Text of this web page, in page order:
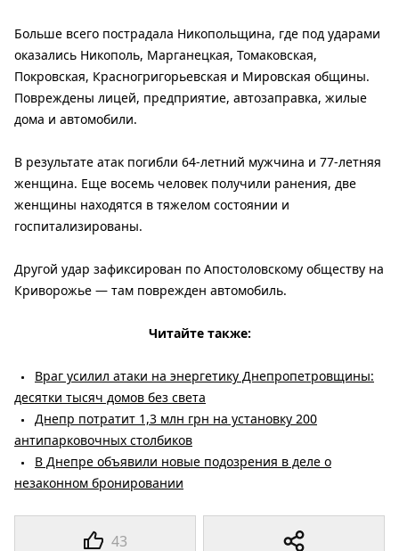
43
Больше всего пострадала Никопольщина, где под ударами
оказались Никополь, Марганецкая, Томаковская,
Покровская, Красногригорьевская и Мировская общины.
Повреждены лицей, предприятие, автозаправка, жилые
дома и автомобили.
В результате атак погибли 64-летний мужчина и 77-летняя
женщина. Еще восемь человек получили ранения, две
женщины находятся в тяжелом состоянии и
госпитализированы.
Другой удар зафиксирован по Апостоловскому обществу на
Криворожье — там поврежден автомобиль.
Читайте также:
Враг усилил атаки на энергетику Днепропетровщины:
десятки тысяч домов без света
Днепр потратит 1,3 млн грн на установку 200
антипарковочных столбиков
В Днепре объявили новые подозрения в деле о
незаконном бронировании